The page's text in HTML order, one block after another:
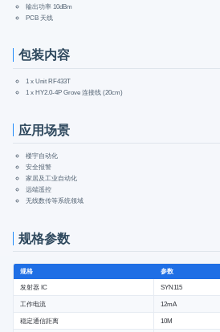
输出功率 10dBm
PCB 天线
包装内容
1 x Unit RF433T
1 x HY2.0-4P Grove 连接线 (20cm)
应用场景
楼宇自动化
安全报警
家居及工业自动化
远端遥控
无线数传等系统领域
规格参数
规格 参数
发射器 IC SYN115
工作电流 12mA
稳定通信距离 10M